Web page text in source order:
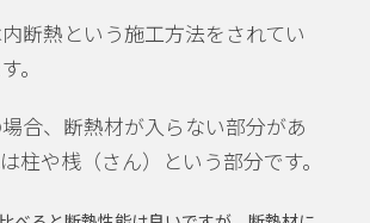
断熱という施工方法をされてい
。
合、断熱材が入らない部分があ
柱や桟（さん）という部分です。